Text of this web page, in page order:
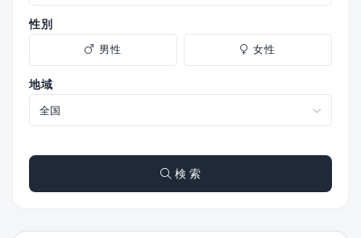
性別
男性 女性
地域
検 索